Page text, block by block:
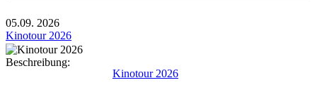
05.09. 2026
Kinotour 2026
Beschreibung:
Kinotour 2026